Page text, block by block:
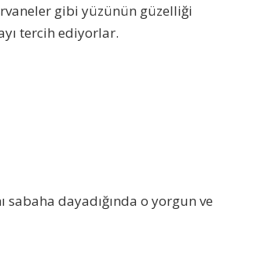
gibi yüzünün güzelliği
tercih ediyorlar.
sabaha dayadığında o yorgun ve